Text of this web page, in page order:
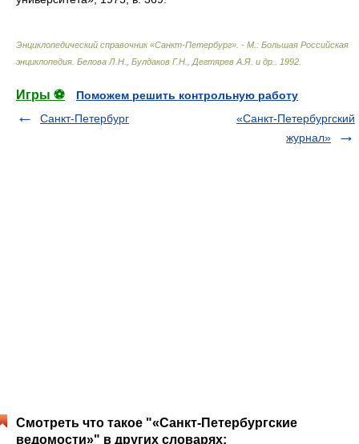
Энциклопедический справочник «Санкт-Петербург». - М.: Большая Российская
энциклопедия Белова Л.Н., Булдаков Г.Н., Дегтярев А.Я. и др. 1992
Игры ⚽
Поможем решить контрольную работу
Санкт-Петербург
«Санкт-Петербургский
журнал»
Смотреть что такое "«Санкт-Петербургские
ведомости»" в других словарях: